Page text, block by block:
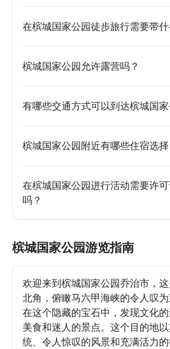
在槟城国家公园徒步旅行需要带什
槟城国家公园允许露营吗？
有哪些交通方式可以到达槟城国家
槟城国家公园附近有哪些住宿选择
在槟城国家公园进行活动需要许
吗？
槟城国家公园游览指南
欢迎来到槟城国家公园乔治市，
北角，俯瞰马六甲海峡的令人叹为
在这个隐藏的宝石中，发现文化
美食和迷人的景点。这个目的地
统、令人惊叹的风景和充满活力